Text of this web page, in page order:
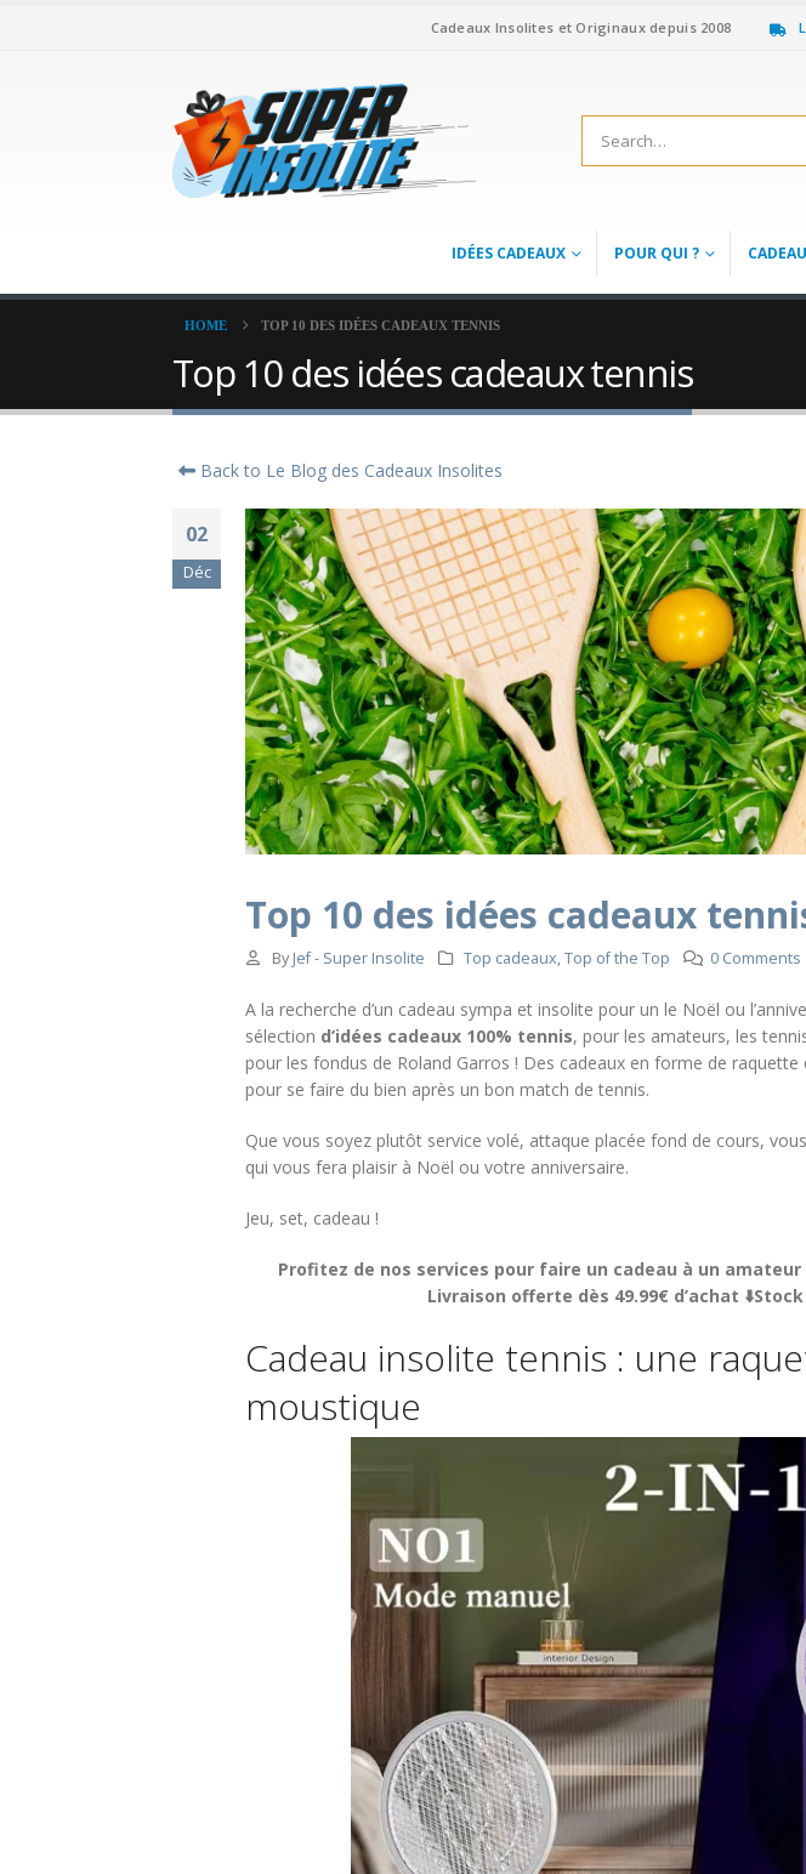
Cadeaux Insolites et Originaux depuis 2008
IDÉES CADEAUX POUR QUI ?
HOME TOP 10 DES IDÉES CADEAUX TENNIS
Top 10 des idées cadeaux tennis
Back to Le Blog des Cadeaux Insolites
02
Déc
Top 10 des idées cadeaux
By Jef - Super Insolite Top cadeaux,Top of the Top 0 Comments
A la recherche d’un cadeau sympa et insolite pour un le Noël ou
sélection d’idées cadeaux 100% tennis, pour les amateurs, les
pour les fondus de Roland Garros ! Des cadeaux en forme de
pour se faire du bien après un bon match de tennis.
Que vous soyez plutôt service volé, attaque placée fond de cours,
qui vous fera plaisir à Noël ou votre anniversaire.
Jeu, set, cadeau !
Profitez de nos services pour faire un cadeau à un amateur
Livraison offerte dès 49.99€ d’achat
Cadeau insolite tennis : une
moustique